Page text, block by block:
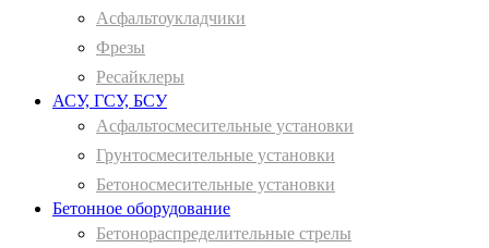
Асфальтоукладчики
Фрезы
Ресайклеры
АСУ, ГСУ, БСУ
Асфальтосмесительные установки
Грунтосмесительные установки
Бетоносмесительные установки
Бетонное оборудование
Бетонораспределительные стрелы